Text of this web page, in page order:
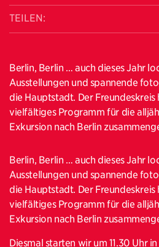
TEILEN:
Berlin, Berlin … auch dieses Jahr
Ausstellungen und spannende
die Hauptstadt. Der
vielfältiges Programm für die
Exkursion nach Berlin
Berlin, Berlin … auch dieses Jahr
Ausstellungen und spannende
die Hauptstadt. Der
vielfältiges Programm für die
Exkursion nach Berlin
Diesmal starten wir um 11.30 Uhr